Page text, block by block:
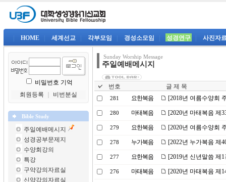
HOME 세계선교 각부모임 경성소모임 성경연구 사진자
비밀번호 기억
회원등록
비번분실
Bible Study
주일예배메시지
성경공부문제지
수양회강의
특강
구약강의자료실
신약강의자료실
Sunday Worship Message
주일예배메시지
번호 글 제 목
281 요한복음 [2018년 여름수양회
280 마태복음 [2020년 마태복음 제
279 요한복음 [2020년 여름수양회
278 누가복음 [2022년 누가복음 제
277 요한복음 [2019년 신년말씀 제
276 마태복음 [2020년 마태복음 제